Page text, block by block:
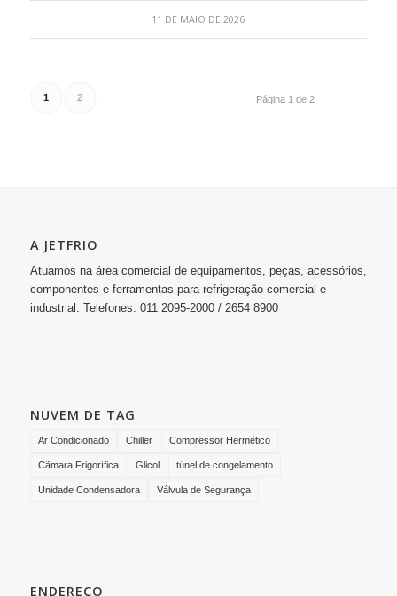
11 DE MAIO DE 2026
Página 1 de 2
1 2
A JETFRIO
Atuamos na área comercial de equipamentos, peças, acessórios,
componentes e ferramentas para refrigeração comercial e
industrial. Telefones: 011 2095-2000 / 2654 8900
NUVEM DE TAG
Ar Condicionado Chiller Compressor Hermético
Cãmara Frigorífica Glicol túnel de congelamento
Unidade Condensadora Válvula de Segurança
ENDEREÇO